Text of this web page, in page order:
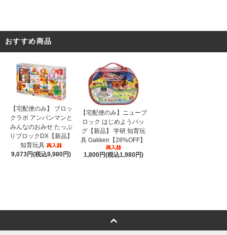
おすすめ商品
【宅配便のみ】 ブロッ
クラボ アンパンマンと
みんなのおみせ たっぷ
りブロックDX【新品】
知育玩具
9,073円(税込9,980円)
【宅配便のみ】ニューブ
ロック はじめようバッ
グ【新品】 学研 知育玩
具 Gakken【28%OFF】
1,800円(税込1,980円)